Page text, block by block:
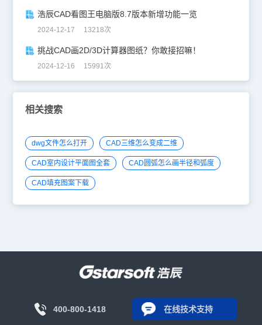
浩辰CAD看图王电脑版8.7版本新增功能一览
2024-12-17 13218次
挑战CAD画2D/3D计算器图纸？你敢接招嘛！
2024-12-16 15991次
相关搜索
dwg文件怎么打开 CAD三维怎么变成二维
CAD室内设计平面图全套 CAD圆弧怎么画半径和弧度
CAD填充图案下载
400-800-1418 在线技术支持